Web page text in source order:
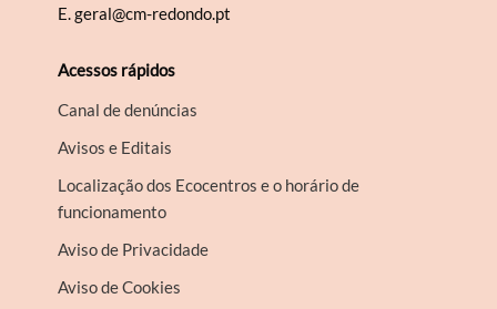
E.geral@cm-redondo.pt
Acessos rápidos
Canal de denúncias
Avisos e Editais
Localização dos Ecocentros e o horário de
funcionamento
Aviso de Privacidade
Aviso de Cookies